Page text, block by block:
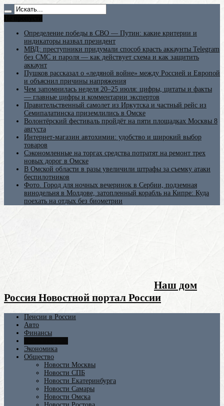
Определение победы в СВО — Путин: какие критерии и
индикаторы назвал президент
МВД: преступники придумали способ красть аккаунты Telegram
без СМС и пароля — как действует схема и как защитить
аккаунт
Пушков рассказал о «ледяной войне» между Россией и Европой
и объяснил причины напряжения
Чем запомнилась неделя 20–25 июля: цифры, цитаты и факты
— главные цифры и комментарии экспертов
Правительственный самолет из Иркутска и частный рейс из
Семипалатинска приземлились в Омске
Волонтёрский фестиваль пройдёт на пяти площадках Москвы 8
августа
Интернет-магазин автохимии: удобство и широкий выбор
товаров
Сэкономленные на торгах средства потратят на ремонт трех
новых дорог в Омске
В Омской области в разы увеличили штрафы за съемку атаки
беспилотников
Фото. Город для ночных вечеринок в Сербии, подземная
винодельня в Молдове, затопленный корабль на Кипре: Куда
поехать на отдых без биометрии
Наш дом
Россия Новостной портал России
Пенсии в России
Авто
Финансы
Экономика
Общество
Новости Москвы
Новости СПБ
Новости Екатеринбурга
Новости Самары
Новости Омска